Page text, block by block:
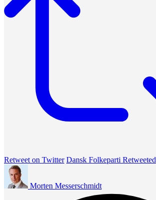
Retweet on Twitter Dansk Folkeparti Retweeted
Morten Messerschmidt